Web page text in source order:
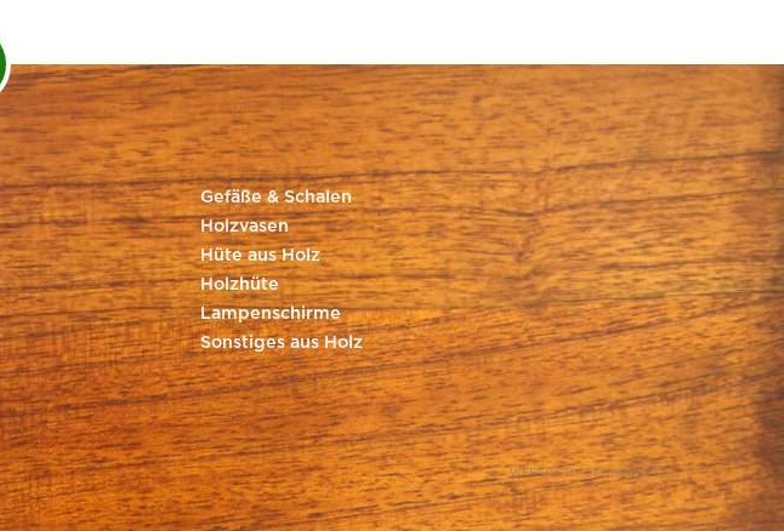
Gefäße & Schalen
Holzvasen
Hüte aus Holz
Holzhüte
Lampenschirme
Sonstiges aus Holz
WEBSITE BY STYRIAWEB